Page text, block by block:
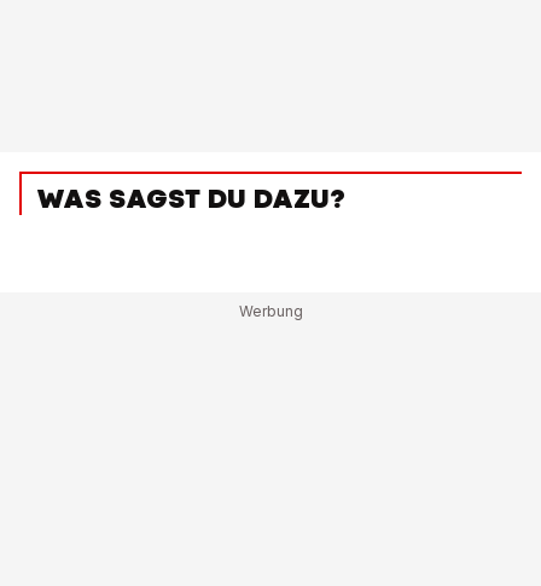
WAS SAGST DU DAZU?